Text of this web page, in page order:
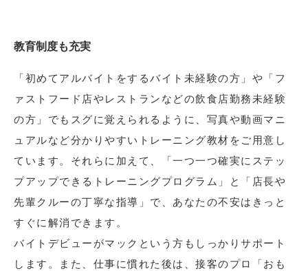
教育制度も充実
「初めてアルバイトをするバイト未経験の方」や「フ
ァストフード店やレストランなどの飲食店勤務未経験
の方」でもスグに覚えられるように、写真や動画マニ
ュアルなど分かりやすいトレーニング教材をご用意し
ています。それらに加えて、「一つ一つ確実にステッ
プアップできるトレーニングプログラム」と「店長や
先輩クルーの丁寧な指導」で、あなたの不安はきっと
すぐに解消できます。
バイトデビューがマックという方もしっかりサポート
します。また、仕事に慣れた後は、接客のプロ「おも